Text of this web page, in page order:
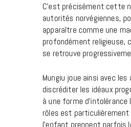
C’est précisément cette
autorités norvégiennes,
apparaître comme une
profondément religieuse,
se retrouve
Mungiu joue ainsi avec
discréditer les idéaux
à une forme
rôles est particulièrement
l’enfant prennent parfois